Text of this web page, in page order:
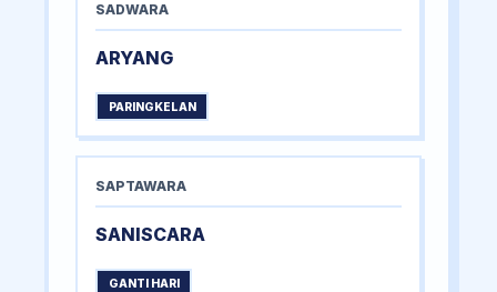
SADWARA
ARYANG
PARINGKELAN
SAPTAWARA
SANISCARA
GANTI HARI